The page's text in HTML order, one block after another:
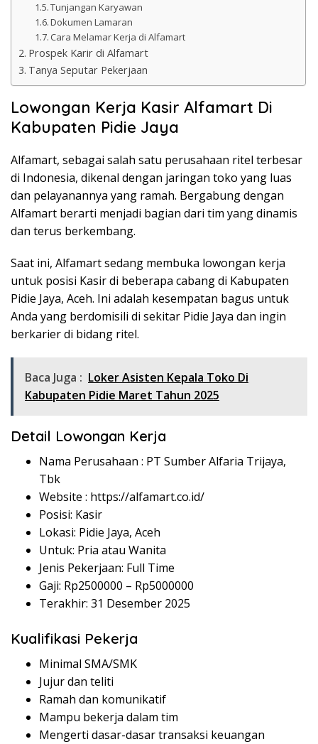
Tunjangan Karyawan
Dokumen Lamaran
Cara Melamar Kerja di Alfamart
Prospek Karir di Alfamart
Tanya Seputar Pekerjaan
Lowongan Kerja Kasir Alfamart Di
Kabupaten Pidie Jaya
Alfamart, sebagai salah satu perusahaan ritel terbesar
di Indonesia, dikenal dengan jaringan toko yang luas
dan pelayanannya yang ramah. Bergabung dengan
Alfamart berarti menjadi bagian dari tim yang dinamis
dan terus berkembang.
Saat ini, Alfamart sedang membuka lowongan kerja
untuk posisi Kasir di beberapa cabang di Kabupaten
Pidie Jaya, Aceh. Ini adalah kesempatan bagus untuk
Anda yang berdomisili di sekitar Pidie Jaya dan ingin
berkarier di bidang ritel.
Baca Juga : Loker Asisten Kepala Toko Di
Kabupaten Pidie Maret Tahun 2025
Detail Lowongan Kerja
Nama Perusahaan : PT Sumber Alfaria Trijaya,
Tbk
Website : https://alfamart.co.id/
Posisi: Kasir
Lokasi: Pidie Jaya, Aceh
Untuk: Pria atau Wanita
Jenis Pekerjaan: Full Time
Gaji: Rp2500000 – Rp5000000
Terakhir: 31 Desember 2025
Kualifikasi Pekerja
Minimal SMA/SMK
Jujur dan teliti
Ramah dan komunikatif
Mampu bekerja dalam tim
Mengerti dasar-dasar transaksi keuangan